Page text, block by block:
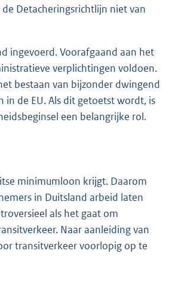
Detacheringsrichtlijn niet van
ingevoerd. Voorafgaand aan het
verplichtingen voldoen.
bestaan van bijzonder dwingend
in de EU. Als dit getoetst wordt, is
een belangrijke rol.
minimumloon krijgt. Daarom
in Duitsland arbeid laten
als het gaat om
Naar aanleiding van
transitverkeer voorlopig op te